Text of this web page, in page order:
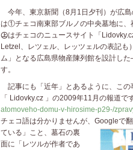
今年、東京新聞（8月1日夕刊）が広
は①チェコ南東部ブルノの中央墓地に
㊤はチェコのニュースサイト「
Letzel、レツェル、レッツェルの表記
ム」となる広島県物産陳列館を設計し
す。
記事にも「近年」とあるように、この
「 Lidovky.cz 」の2009年11月の報道で
atomoveho-domu-v-hirosime-p29-/
チェコ語は分かりませんが、Googleで
ている」こと、墓石の裏
面に「レツルが作者であ